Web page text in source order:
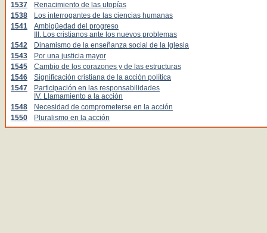
1537
Renacimiento de las utopías
1538
Los interrogantes de las ciencias humanas
1541
Ambigüedad del progreso
III. Los cristianos ante los nuevos problemas
1542
Dinamismo de la enseñanza social de la Iglesia
1543
Por una justicia mayor
1545
Cambio de los corazones y de las estructuras
1546
Significación cristiana de la acción política
1547
Participación en las responsabilidades
IV. Llamamiento a la acción
1548
Necesidad de comprometerse en la acción
1550
Pluralismo en la acción